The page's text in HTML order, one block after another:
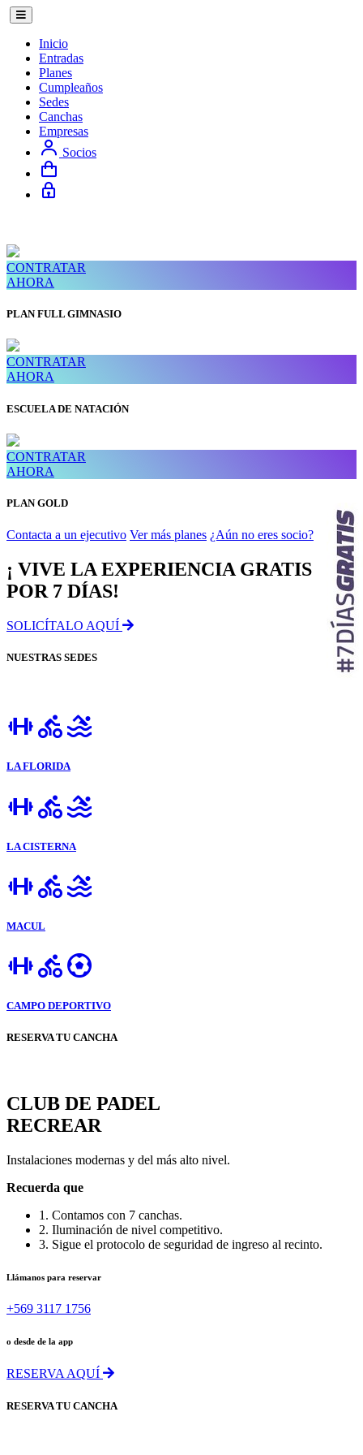
Inicio
Entradas
Planes
Cumpleaños
Sedes
Canchas
Empresas
Socios
CONTRATAR
AHORA
PLAN FULL GIMNASIO
CONTRATAR
AHORA
ESCUELA DE NATACIÓN
CONTRATAR
AHORA
PLAN GOLD
Contacta a un ejecutivo Ver más planes ¿Aún no eres socio?
¡ VIVE LA EXPERIENCIA GRATIS
POR 7 DÍAS!
SOLICÍTALO AQUÍ
NUESTRAS SEDES
LA FLORIDA
LA CISTERNA
MACUL
CAMPO DEPORTIVO
RESERVA TU CANCHA
CLUB DE PADEL
RECREAR
Instalaciones modernas y del más alto nivel.
Recuerda que
1. Contamos con 7 canchas.
2. Iluminación de nivel competitivo.
3. Sigue el protocolo de seguridad de ingreso al recinto.
Llámanos para reservar
+569 3117 1756
o desde de la app
RESERVA AQUÍ
RESERVA TU CANCHA